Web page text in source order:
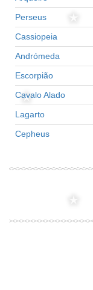
Perseus
Cassiopeia
Andrómeda
Escorpião
Cavalo Alado
Lagarto
Cepheus